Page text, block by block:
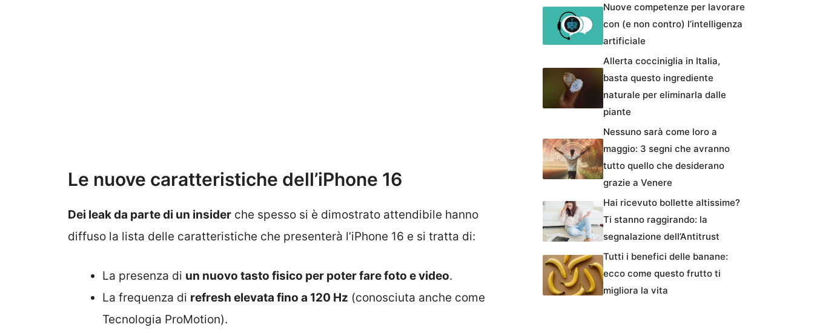
Le nuove caratteristiche dell’iPhone 16
Dei leak da parte di un insider che spesso si è dimostrato attendibile hanno
diffuso la lista delle caratteristiche che presenterà l’iPhone 16 e si tratta di:
La presenza di un nuovo tasto fisico per poter fare foto e video.
La frequenza di refresh elevata fino a 120 Hz (conosciuta anche come
Tecnologia ProMotion).
Nuove competenze per lavorare
con (e non contro) l’intelligenza
artificiale
Allerta cocciniglia in Italia,
basta questo ingrediente
naturale per eliminarla dalle
piante
Nessuno sarà come loro a
maggio: 3 segni che avranno
tutto quello che desiderano
grazie a Venere
Hai ricevuto bollette altissime?
Ti stanno raggirando: la
segnalazione dell’Antitrust
Tutti i benefici delle banane:
ecco come questo frutto ti
migliora la vita